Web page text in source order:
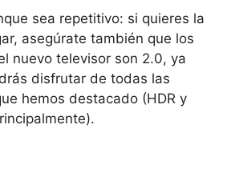
sea repetitivo: si quieres la
asegúrate también que los
nuevo televisor son 2.0, ya
disfrutar de todas las
hemos destacado (HDR y